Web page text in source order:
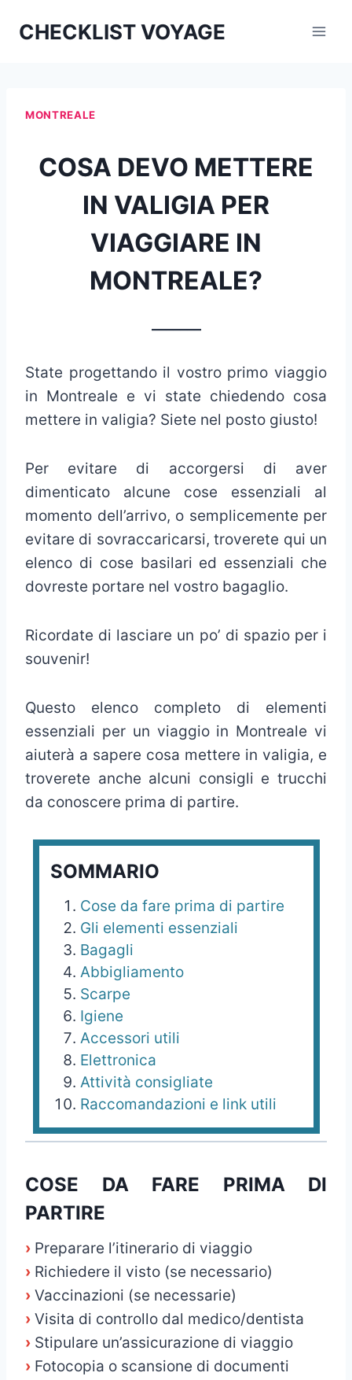
CHECKLIST VOYAGE
MONTREALE
COSA DEVO METTERE
IN VALIGIA PER
VIAGGIARE IN
MONTREALE?
State progettando il vostro primo viaggio
in Montreale e vi state chiedendo cosa
mettere in valigia? Siete nel posto giusto!
Per evitare di accorgersi di aver
dimenticato alcune cose essenziali al
momento dell’arrivo, o semplicemente per
evitare di sovraccaricarsi, troverete qui un
elenco di cose basilari ed essenziali che
dovreste portare nel vostro bagaglio.
Ricordate di lasciare un po’ di spazio per i
souvenir!
Questo elenco completo di elementi
essenziali per un viaggio in Montreale vi
aiuterà a sapere cosa mettere in valigia, e
troverete anche alcuni consigli e trucchi
da conoscere prima di partire.
SOMMARIO
Cose da fare prima di partire
Gli elementi essenziali
Bagagli
Abbigliamento
Scarpe
Igiene
Accessori utili
Elettronica
Attività consigliate
Raccomandazioni e link utili
COSE DA FARE PRIMA DI
PARTIRE
› Preparare l’itinerario di viaggio
› Richiedere il visto (se necessario)
› Vaccinazioni (se necessarie)
› Visita di controllo dal medico/dentista
› Stipulare un’assicurazione di viaggio
› Fotocopia o scansione di documenti